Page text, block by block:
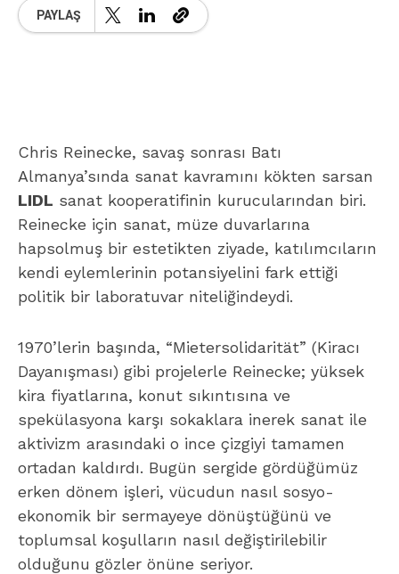
PAYLAŞ
Chris Reinecke, savaş sonrası Batı
Almanya’sında sanat kavramını kökten sarsan
LIDL sanat kooperatifinin kurucularından biri.
Reinecke için sanat, müze duvarlarına
hapsolmuş bir estetikten ziyade, katılımcıların
kendi eylemlerinin potansiyelini fark ettiği
politik bir laboratuvar niteliğindeydi.
1970’lerin başında, “Mietersolidarität” (Kiracı
Dayanışması) gibi projelerle Reinecke; yüksek
kira fiyatlarına, konut sıkıntısına ve
spekülasyona karşı sokaklara inerek sanat ile
aktivizm arasındaki o ince çizgiyi tamamen
ortadan kaldırdı. Bugün sergide gördüğümüz
erken dönem işleri, vücudun nasıl sosyo-
ekonomik bir sermayeye dönüştüğünü ve
toplumsal koşulların nasıl değiştirilebilir
olduğunu gözler önüne seriyor.